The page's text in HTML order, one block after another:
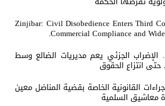
Zinjibar: Civil Disobedience Enters Third
Commercial Compliance and
الإضراب الجزئي يعم مديريات الضالع وسط
انتزاع الحقوق
القانونية الخاصة بقضية المناضل معين
معاشيق السلمية